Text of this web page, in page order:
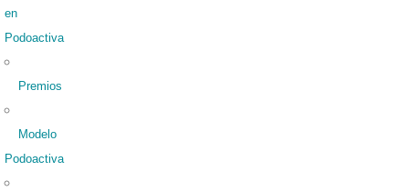
en
Podoactiva
Premios
Modelo
Podoactiva